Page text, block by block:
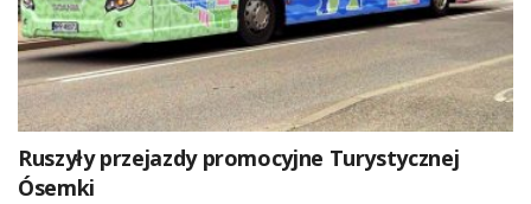
Ruszyły przejazdy promocyjne Turystycznej
Ósemki